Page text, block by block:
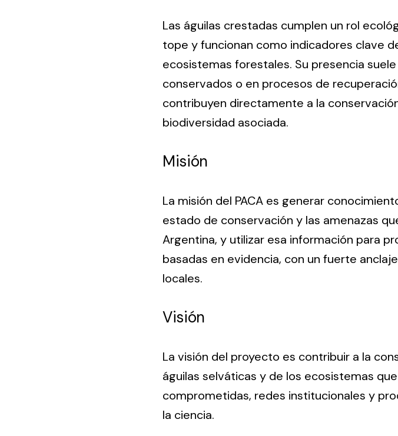
Las águilas crestadas cumplen un rol
tope y funcionan como indicadores clave
ecosistemas forestales. Su presencia
conservados o en procesos de
contribuyen directamente a la
biodiversidad asociada.
Misión
La misión del PACA es generar
estado de conservación y las amenazas
Argentina, y utilizar esa información para
basadas en evidencia, con un fuerte
locales.
Visión
La visión del proyecto es contribuir a la
águilas selváticas y de los ecosistemas
comprometidas, redes institucionales y
la ciencia.